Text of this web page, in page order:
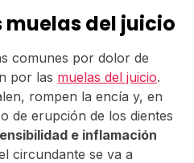
muelas del juicio
comunes por dolor de
por las muelas del juicio.
rompen la encía y, en
de erupción de los dientes
e inflamación
circundante se va a